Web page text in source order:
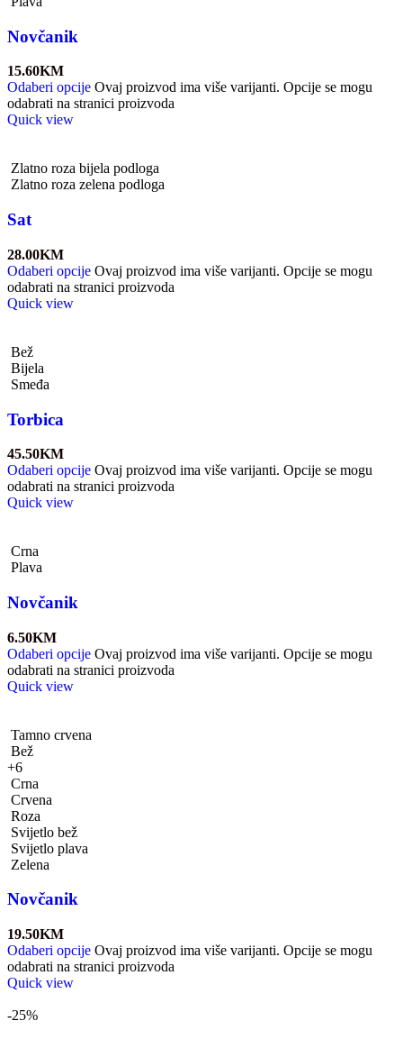
Novčanik
15.60KM
Odaberi opcije Ovaj proizvod ima više varijanti. Opcije se mogu
odabrati na stranici proizvoda
Quick view
Zlatno roza bijela podloga
Zlatno roza zelena podloga
Sat
28.00KM
Odaberi opcije Ovaj proizvod ima više varijanti. Opcije se mogu
odabrati na stranici proizvoda
Quick view
Bež
Bijela
Smeđa
Torbica
45.50KM
Odaberi opcije Ovaj proizvod ima više varijanti. Opcije se mogu
odabrati na stranici proizvoda
Quick view
Crna
Plava
Novčanik
6.50KM
Odaberi opcije Ovaj proizvod ima više varijanti. Opcije se mogu
odabrati na stranici proizvoda
Quick view
Tamno crvena
Bež
+6
Crna
Crvena
Roza
Svijetlo bež
Svijetlo plava
Zelena
Novčanik
19.50KM
Odaberi opcije Ovaj proizvod ima više varijanti. Opcije se mogu
odabrati na stranici proizvoda
Quick view
-25%